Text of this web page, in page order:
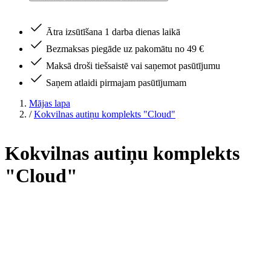
Ātra izsūtīšana 1 darba dienas laikā
Bezmaksas piegāde uz pakomātu no 49 €
Maksā droši tiešsaistē vai saņemot pasūtījumu
Saņem atlaidi pirmajam pasūtījumam
Mājas lapa
/ Kokvilnas autiņu komplekts "Cloud"
Kokvilnas autiņu komplekts
"Cloud"